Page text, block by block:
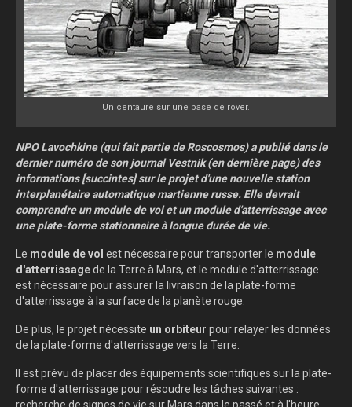
Un centaure sur une base de rover.
NPO Lavochkine (qui fait partie de Roscosmos) a publié dans le
dernier numéro de son journal Vestnik (en dernière page) des
informations [succintes] sur le projet d'une nouvelle station
interplanétaire automatique martienne russe. Elle devrait
comprendre un module de vol et un module d'atterrissage avec
une plate-forme stationnaire à longue durée de vie.
Le module de vol est nécessaire pour transporter le module
d'atterrissagede la Terre à Mars, et le module d'atterrissage
est nécessaire pour assurer la livraison de la plate-forme
d'atterrissage à la surface de la planète rouge.
De plus, le projet nécessite un orbiteur pour relayer les données
de la plate-forme d'atterrissage vers la Terre.
Il est prévu de placer des équipements scientifiques sur la plate-
forme d'atterrissage pour résoudre les tâches suivantes :